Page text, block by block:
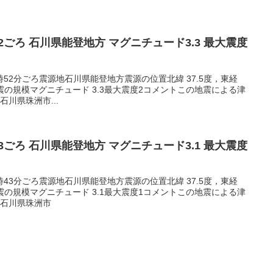
ろ 石川県能登地方 マグニチュード3.3 最大震度
分ごろ震源地石川県能登地方震源の位置北緯 37.5度，東経
規模マグニチュード 3.3最大震度2コメントこの地震による津
川県珠洲市...
ろ 石川県能登地方 マグニチュード3.1 最大震度
分ごろ震源地石川県能登地方震源の位置北緯 37.5度，東経
規模マグニチュード 3.1最大震度1コメントこの地震による津
川県珠洲市